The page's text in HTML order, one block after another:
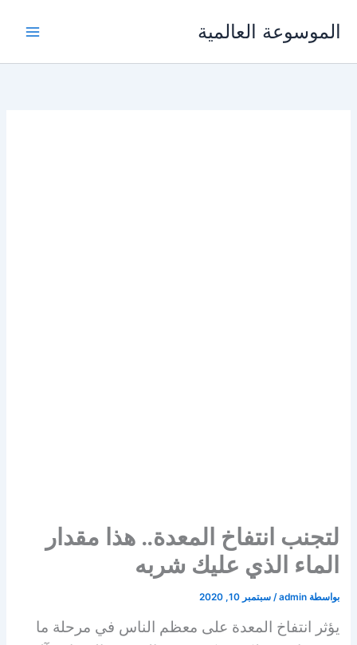
الموسوعة العالمية
لتجنب انتفاخ المعدة.. هذا مقدار
الماء الذي عليك شربه
بواسطة admin
/سبتمبر 10, 2020
يؤثر انتفاخ المعدة على معظم الناس في مرحلة ما